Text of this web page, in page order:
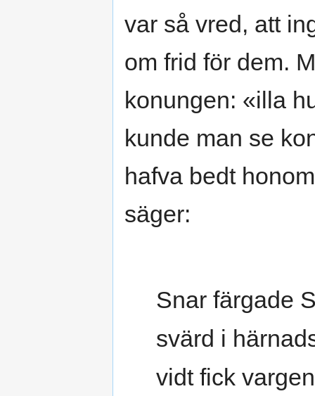
var så vred, att
om frid för dem.
konungen: «illa
kunde man se
hafva bedt
säger:
Snar färgade
svärd i
vidt fick